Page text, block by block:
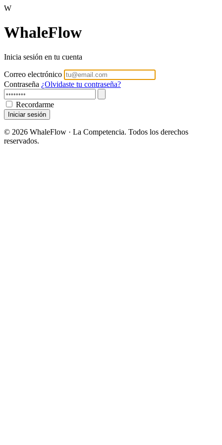
W
WhaleFlow
Inicia sesión en tu cuenta
Correo electrónico
Contraseña ¿Olvidaste tu contraseña?
Recordarme
Iniciar sesión
© 2026 WhaleFlow · La Competencia. Todos los derechos
reservados.